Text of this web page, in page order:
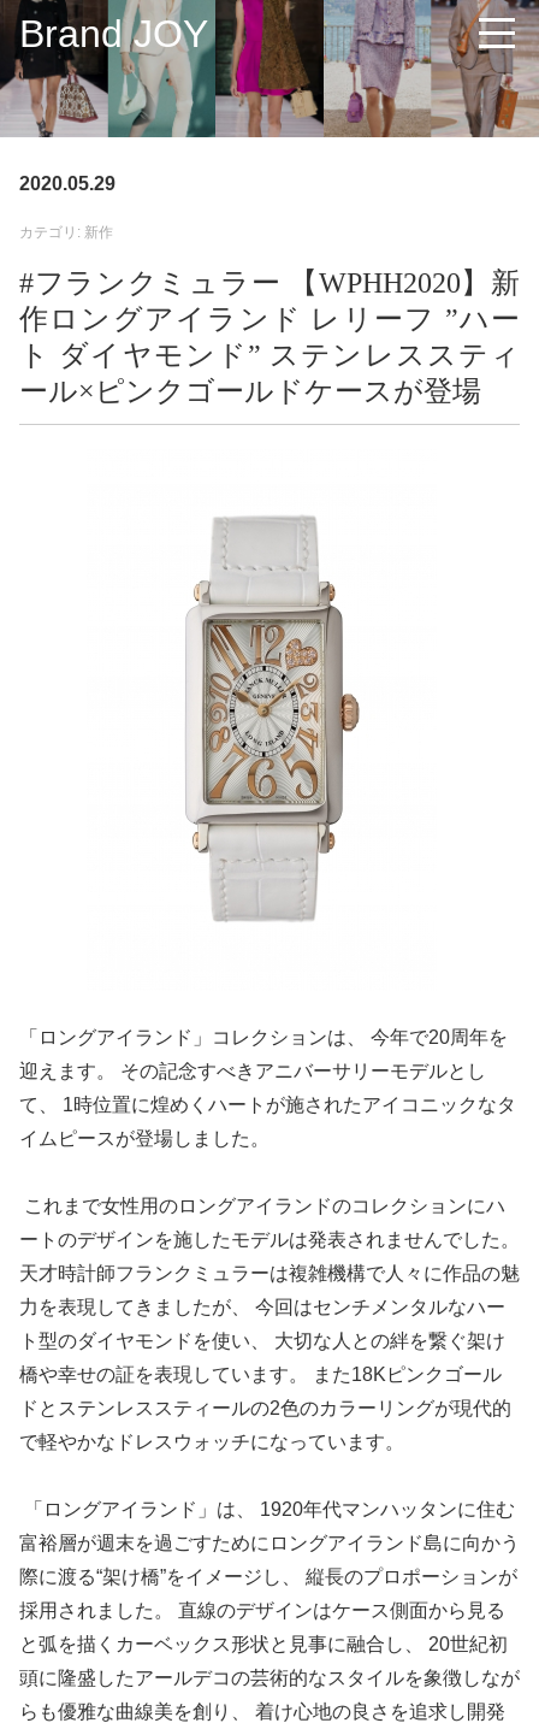
Brand JOY
2020.05.29
カテゴリ: 新作
#フランクミュラー 【WPHH2020】新
作ロングアイランド レリーフ ”ハー
ト ダイヤモンド” ステンレススティ
ール×ピンクゴールドケースが登場
「ロングアイランド」コレクションは、 今年で20周年を
迎えます。 その記念すべきアニバーサリーモデルとし
て、 1時位置に煌めくハートが施されたアイコニックなタ
イムピースが登場しました。
これまで女性用のロングアイランドのコレクションにハ
ートのデザインを施したモデルは発表されませんでした。
天才時計師フランクミュラーは複雑機構で人々に作品の魅
力を表現してきましたが、 今回はセンチメンタルなハー
ト型のダイヤモンドを使い、 大切な人との絆を繋ぐ架け
橋や幸せの証を表現しています。 また18Kピンクゴール
ドとステンレススティールの2色のカラーリングが現代的
で軽やかなドレスウォッチになっています。
「ロングアイランド」は、 1920年代マンハッタンに住む
富裕層が週末を過ごすためにロングアイランド島に向かう
際に渡る“架け橋”をイメージし、 縦長のプロポーションが
採用されました。 直線のデザインはケース側面から見る
と弧を描くカーベックス形状と見事に融合し、 20世紀初
頭に隆盛したアールデコの芸術的なスタイルを象徴しなが
らも優雅な曲線美を創り、 着け心地の良さを追求し開発